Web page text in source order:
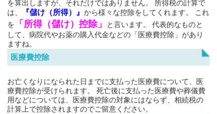
を算出しますが、それだけではありません。 所得税の計算で
は、
『儲け（所得）』 から様々な控除をしてくれます。 これ
を
「所得（儲け）控除」
と言います。 代表的なものと
して、病院代やお薬の購入代金などの「医療費控除」があり
ますね。
医療費控除
お亡くなりになられた日までに支払った医療費について、医
療費控除が受けられます。 死亡後に支払った医療費や葬儀費
用などについては、医療費控除の対象にはならず、相続税の
計算上で控除されますのでご留意ください。